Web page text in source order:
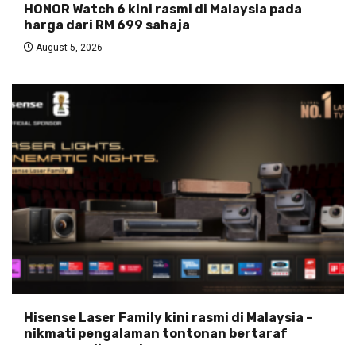
HONOR Watch 6 kini rasmi di Malaysia pada
harga dari RM 699 sahaja
August 5, 2026
Hisense Laser Family kini rasmi di Malaysia –
nikmati pengalaman tontonan bertaraf